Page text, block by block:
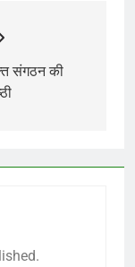
संगठन की